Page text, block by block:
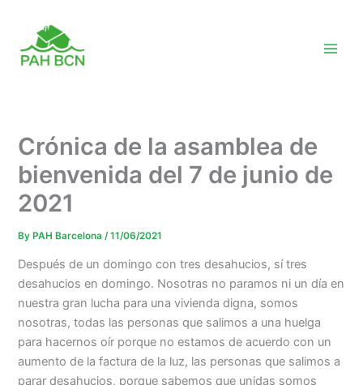
content
Crónica de la asamblea de
bienvenida del 7 de junio de
2021
By PAH Barcelona/11/06/2021
Después de un domingo con tres desahucios, sí tres
desahucios en domingo. Nosotras no paramos ni un día en
nuestra gran lucha para una vivienda digna, somos
nosotras, todas las personas que salimos a una huelga
para hacernos oír porque no estamos de acuerdo con un
aumento de la factura de la luz, las personas que salimos a
parar desahucios, porque sabemos que unidas somos